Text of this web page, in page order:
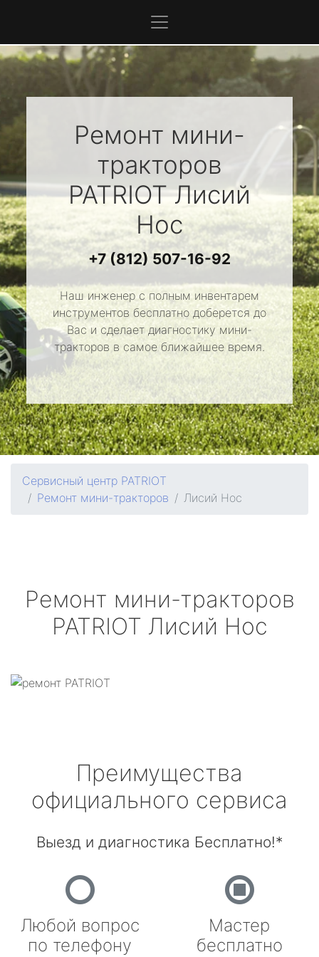
Ремонт мини-
тракторов
PATRIOTЛисий
Нос
+7 (812) 507-16-92
Наш инженер с полным инвентарем
инструментов бесплатно доберется до
Вас и сделает диагностику мини-
тракторов в самое ближайшее время.
Сервисный центр PATRIOT
Ремонт мини-тракторов
Лисий Нос
Ремонт мини-тракторов
PATRIOT Лисий Нос
Преимущества
официального сервиса
Выезд и диагностика Бесплатно!*
Любой вопрос
по телефону
Мастер
бесплатно